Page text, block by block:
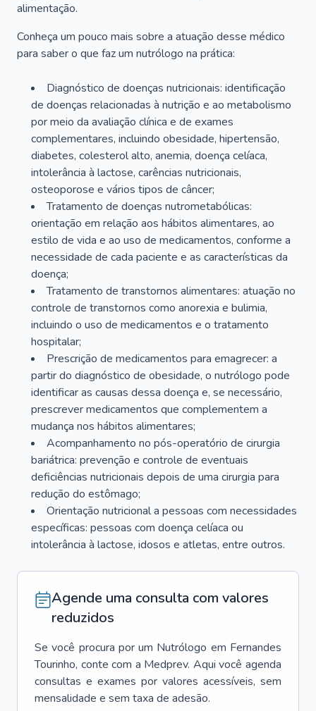
alimentação.
Conheça um pouco mais sobre a atuação desse médico
para saber o que faz um nutrólogo na prática:
Diagnóstico de doenças nutricionais: identificação
de doenças relacionadas à nutrição e ao metabolismo
por meio da avaliação clínica e de exames
complementares, incluindo obesidade, hipertensão,
diabetes, colesterol alto, anemia, doença celíaca,
intolerância à lactose, carências nutricionais,
osteoporose e vários tipos de câncer;
Tratamento de doenças nutrometabólicas:
orientação em relação aos hábitos alimentares, ao
estilo de vida e ao uso de medicamentos, conforme a
necessidade de cada paciente e as características da
doença;
Tratamento de transtornos alimentares: atuação no
controle de transtornos como anorexia e bulimia,
incluindo o uso de medicamentos e o tratamento
hospitalar;
Prescrição de medicamentos para emagrecer: a
partir do diagnóstico de obesidade, o nutrólogo pode
identificar as causas dessa doença e, se necessário,
prescrever medicamentos que complementem a
mudança nos hábitos alimentares;
Acompanhamento no pós-operatório de cirurgia
bariátrica: prevenção e controle de eventuais
deficiências nutricionais depois de uma cirurgia para
redução do estômago;
Orientação nutricional a pessoas com necessidades
específicas: pessoas com doença celíaca ou
intolerância à lactose, idosos e atletas, entre outros.
Agende uma consulta com valores
reduzidos
Se você procura por um Nutrólogo em Fernandes
Tourinho, conte com a Medprev. Aqui você agenda
consultas e exames por valores acessíveis, sem
mensalidade e sem taxa de adesão.